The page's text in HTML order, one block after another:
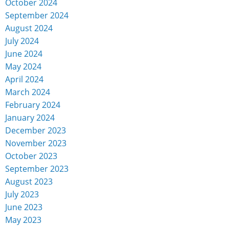
October 2024
September 2024
August 2024
July 2024
June 2024
May 2024
April 2024
March 2024
February 2024
January 2024
December 2023
November 2023
October 2023
September 2023
August 2023
July 2023
June 2023
May 2023